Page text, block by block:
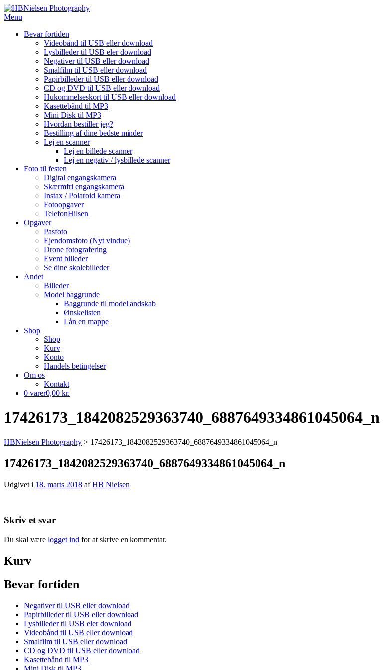
Spring
til
Menu
Bevar fortiden
Videobånd til USB eller download
Lysbilleder til USB eler download
Negativer til USB eller download
Smalfilm til USB eller download
Papirbilleder til USB eller download
CD og DVD til USB eller download
Hukommelseskort til USB eller download
Kasettebånd til MP3
Mini Disk til MP3
Hvordan bestiller jeg?
Bestilling af dine bedste minder
Lej en scanner
Lej en billede scanner
Lej en negativ / lysbillede scanner
Foto til festen
Digital engangskamera
Skærmfri engangskamera
Instax / Polaroid kamera
Fotoopgaver
TelefonHilsen
Opgaver
Pasfoto
Ejendomsfoto (Nyt vindue)
Drone fotografering
Event billeder
Se dine skolebilleder
Andet
Billeder
Model baggrunde
Baggrunde til modellandskab
Ønskelisten
Lån en mappe
Shop
Shop
Kurv
Konto
Handels betingelser
Om os
Kontakt
0 varer0,00 kr.
17426173_1842082529363740_6887649334861045064_n
HBNielsen Photography > 17426173_1842082529363740_6887649334861045064_n
17426173_1842082529363740_6887649334861045064_n
Udgivet i 18. marts 2018 afHB Nielsen
Skriv et svar
Du skal være logget ind for at skrive en kommentar.
Kurv
Bevar fortiden
Negativer til USB eller download
Papirbilleder til USB eller download
Lysbilleder til USB eler download
Videobånd til USB eller download
Smalfilm til USB eller download
CD og DVD til USB eller download
Kasettebånd til MP3
Mini Disk til MP3